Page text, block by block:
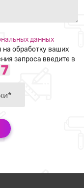
данных
на обработку ваших
запроса введите в